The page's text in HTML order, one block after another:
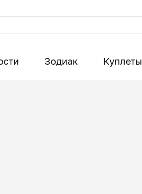
Зодиак Куплеты